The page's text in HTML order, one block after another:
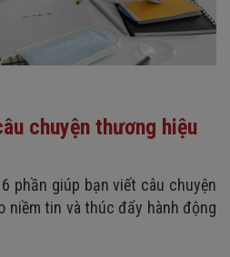
chuyện thương hiệu
phần giúp bạn viết câu chuyện
niềm tin và thúc đẩy hành động